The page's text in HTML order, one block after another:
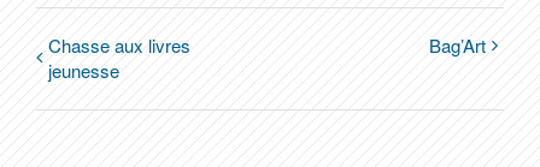
Chasse aux livres
jeunesse
Bag’Art